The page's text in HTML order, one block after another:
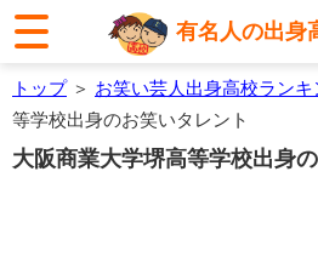
有名人の出身
トップ＞ お笑い芸人出身高校ランキ
等学校出身のお笑いタレント
大阪商業大学堺高等学校出身